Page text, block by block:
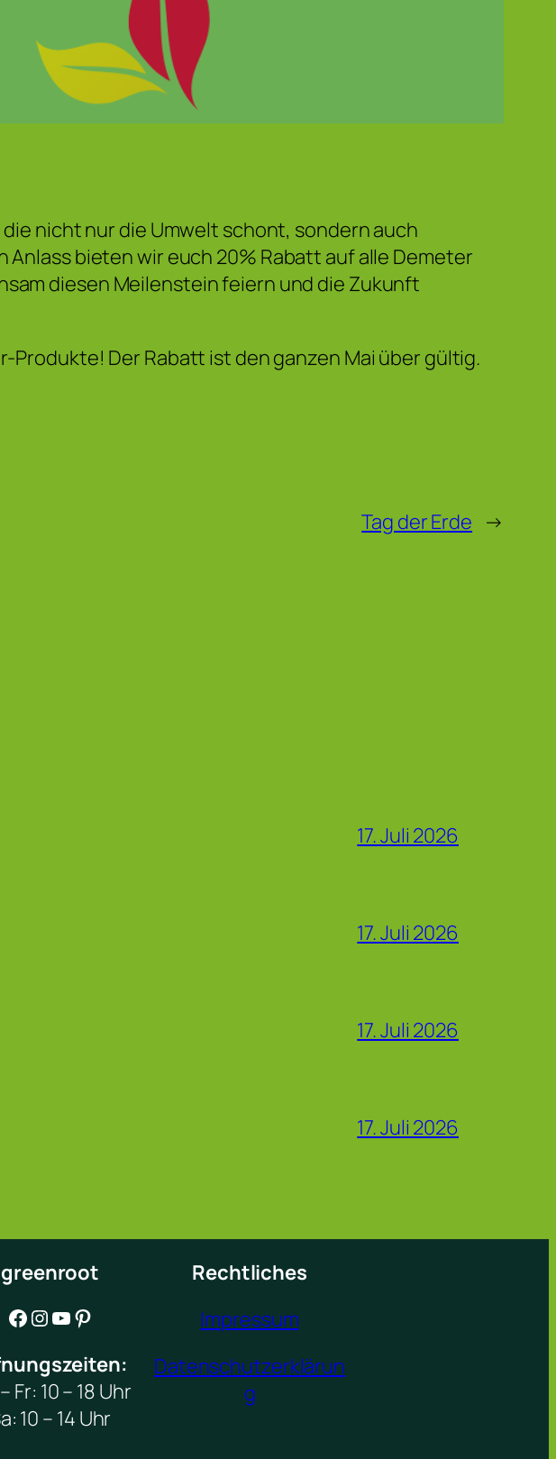
nicht nur die Umwelt schont, sondern auch
bieten wir euch 20% Rabatt auf alle Demeter
diesen Meilenstein feiern und die Zukunft
Der Rabatt ist den ganzen Mai über gültig.
Tag der Erde →
17. Juli 2026
17. Juli 2026
17. Juli 2026
17. Juli 2026
greenroot
Facebook Instagram YouTube Pinterest
Fr: 10 – 18 Uhr
10 – 14 Uhr
Rechtliches
Impressum
Datenschutzerklärun
g